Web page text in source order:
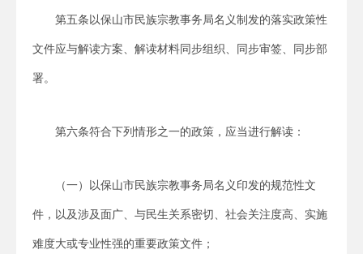
第五条以保山市民族宗教事务局名义制发的落实政策性
文件应与解读方案、解读材料同步组织、同步审签、同步部
署。
第六条符合下列情形之一的政策，应当进行解读：
（一）以保山市民族宗教事务局名义印发的规范性文
件，以及涉及面广、与民生关系密切、社会关注度高、实施
难度大或专业性强的重要政策文件；